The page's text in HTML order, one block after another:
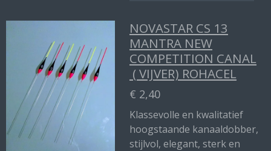
NOVASTAR CS 13
MANTRA NEW
COMPETITION CANAL
( VIJVER) ROHACEL
€ 2,40
Klassevolle en kwalitatief
hoogstaande kanaaldobber,
stijlvol, elegant, sterk en